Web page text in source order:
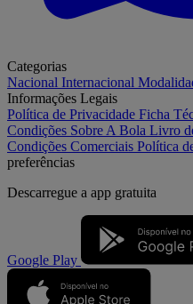
Categorias
Nacional Internacional
Informações Legais
Política de Privacidade Ficha
Condições Sobre A Bola Livro
Condições Comerciais Política
preferências
Descarregue a app gratuita
Google Play